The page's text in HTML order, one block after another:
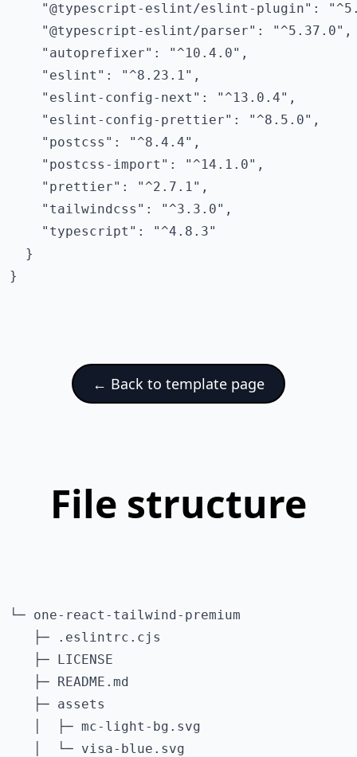
"@typescript-eslint/eslint-plugin":
    "@typescript-eslint/parser": "^5.37.0",
    "autoprefixer": "^10.4.0",
    "eslint": "^8.23.1",
    "eslint-config-next": "^13.0.4",
    "eslint-config-prettier": "^8.5.0",
    "postcss": "^8.4.4",
    "postcss-import": "^14.1.0",
    "prettier": "^2.7.1",
    "tailwindcss": "^3.3.0",
    "typescript": "^4.8.3"
  }
← Back to template page
File structure
└─ one-react-tailwind-premium
   ├─ .eslintrc.cjs
   ├─ LICENSE
   ├─ README.md
   ├─ assets
   │  ├─ mc-light-bg.svg
   │  └─ visa-blue.svg